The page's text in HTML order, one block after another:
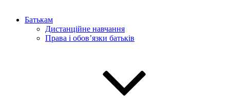
Батькам
Дистанційне навчання
Права і обов’язки батьків